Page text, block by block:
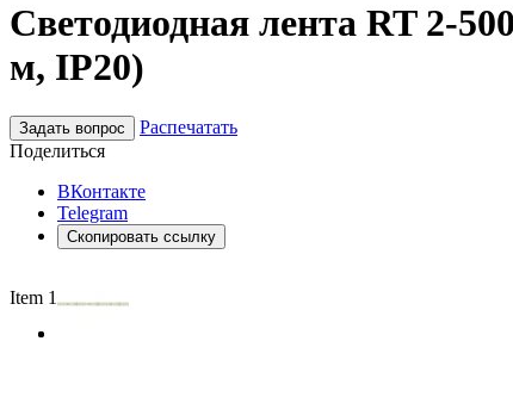
Светодиодная лента RT 2-
м, IP20)
Задать вопрос
Распечатать
Поделиться
ВКонтакте
Telegram
Скопировать ссылку
Item 1 of 2